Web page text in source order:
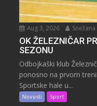
Aug 3, 2026
OK ŽELEZNIČAR
SEZONU
Odbojkaški klub
ponosno na prvom
Sportske hale u...
Novosti Sport